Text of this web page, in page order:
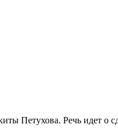
Петухова. Речь идет о